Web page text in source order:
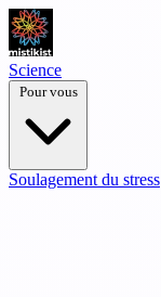
Science
Pour vous
Soulagement du stress